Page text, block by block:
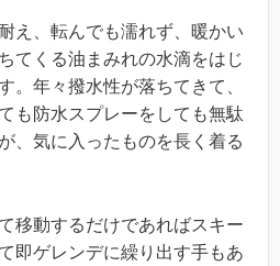
え、転んでも濡れず、暖かい
てくる油まみれの水滴をはじ
。年々撥水性が落ちてきて、
も防水スプレーをしても無駄
、気に入ったものを長く着る
移動するだけであればスキー
即ゲレンデに繰り出す手もあ